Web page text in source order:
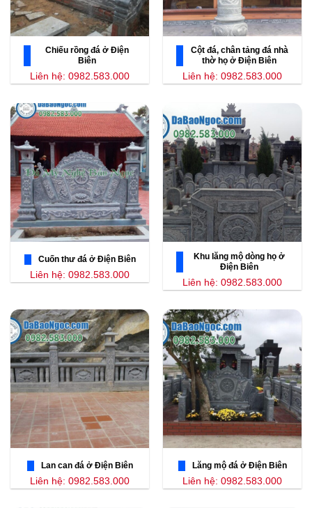
Chiếu rồng đá ở Điện
Biên
Liên hệ: 0982.583.000
Cột đá, chân tảng đá nhà
thờ họ ở Điện Biên
Liên hệ: 0982.583.000
Cuốn thư đá ở Điện Biên
Liên hệ: 0982.583.000
Khu lăng mộ dòng họ ở
Điện Biên
Liên hệ: 0982.583.000
Lan can đá ở Điện Biên
Liên hệ: 0982.583.000
Lăng mộ đá ở Điện Biên
Liên hệ: 0982.583.000